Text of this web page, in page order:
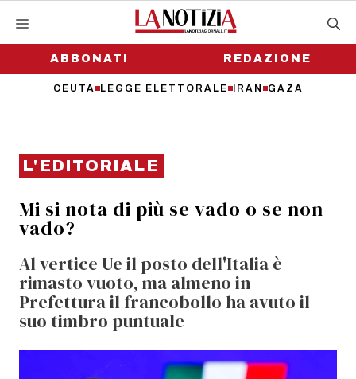
contenutoABBONATI
CEUTA LEGGE ELETTORALE IRAN GAZA
REDAZIONE
L'EDITORIALE
Mi si nota di più se vado o se non
vado?
Al vertice Ue il posto dell'Italia è
rimasto vuoto, ma almeno in
Prefettura il francobollo ha avuto il
suo timbro puntuale